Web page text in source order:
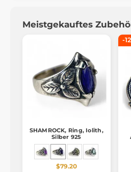
Meistgekauftes
SHAMROCK, Ring, Iolith,
Silber 925
$79.20
-